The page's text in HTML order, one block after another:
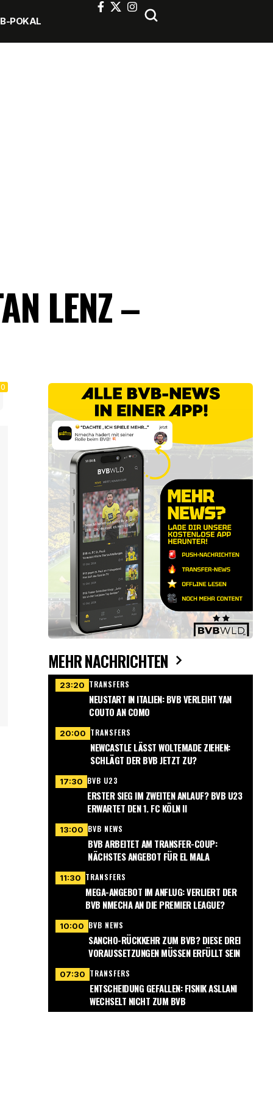
POKAL
LENZ –
0
MEHR NACHRICHTEN
23:20 TRANSFERS
NEUSTART IN ITALIEN: BVB VERLEIHT YAN
COUTO AN COMO
20:00 TRANSFERS
NEWCASTLE LÄSST WOLTEMADE ZIEHEN:
SCHLÄGT DER BVB JETZT ZU?
17:30 BVB U23
ERSTER SIEG IM ZWEITEN ANLAUF? BVB U23
ERWARTET DEN 1. FC KÖLN II
13:00 BVB NEWS
BVB ARBEITET AM TRANSFER-COUP:
NÄCHSTES ANGEBOT FÜR EL MALA
11:30 TRANSFERS
MEGA-ANGEBOT IM ANFLUG: VERLIERT DER
BVB NMECHA AN DIE PREMIER LEAGUE?
10:00 BVB NEWS
SANCHO-RÜCKKEHR ZUM BVB? DIESE DREI
VORAUSSETZUNGEN MÜSSEN ERFÜLLT SEIN
07:30 TRANSFERS
ENTSCHEIDUNG GEFALLEN: FISNIK ASLLANI
WECHSELT NICHT ZUM BVB